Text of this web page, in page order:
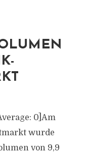
0]Am
wurde
von 9,9